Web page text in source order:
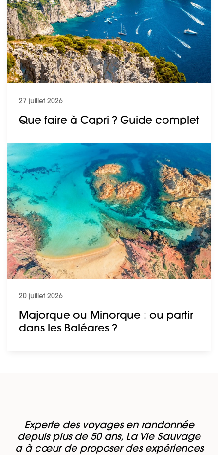
27 juillet 2026
Que faire à Capri ? Guide complet
20 juillet 2026
Majorque ou Minorque : ou partir
dans les Baléares ?
Experte des voyages en randonnée
depuis plus de 50 ans, La Vie Sauvage
a à cœur de proposer des expériences